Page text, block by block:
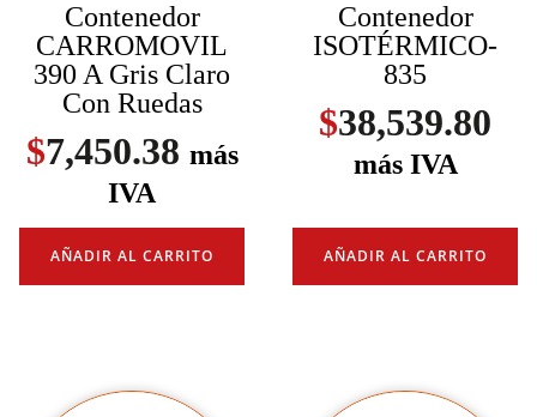
Contenedor
CARROMOVIL
390 A Gris Claro
Con Ruedas
$7,450.38 más
IVA
AÑADIR AL CARRITO
Contenedor
ISOTÉRMICO-
835
$38,539.80
más IVA
AÑADIR AL CARRITO